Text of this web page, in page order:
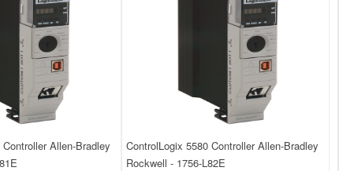
Allen-Bradley
ControlLogix 5580 Controller Allen-Bradley
Rockwell - 1756-L82E